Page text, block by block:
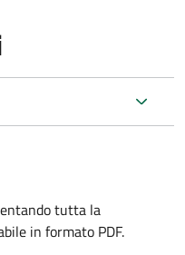
tutta la
in formato PDF.